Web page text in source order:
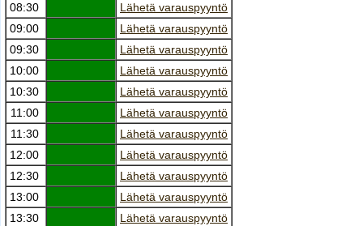
08:30
Lähetä varauspyyntö
09:00
Lähetä varauspyyntö
09:30
Lähetä varauspyyntö
10:00
Lähetä varauspyyntö
10:30
Lähetä varauspyyntö
11:00
Lähetä varauspyyntö
11:30
Lähetä varauspyyntö
12:00
Lähetä varauspyyntö
12:30
Lähetä varauspyyntö
13:00
Lähetä varauspyyntö
13:30
Lähetä varauspyyntö